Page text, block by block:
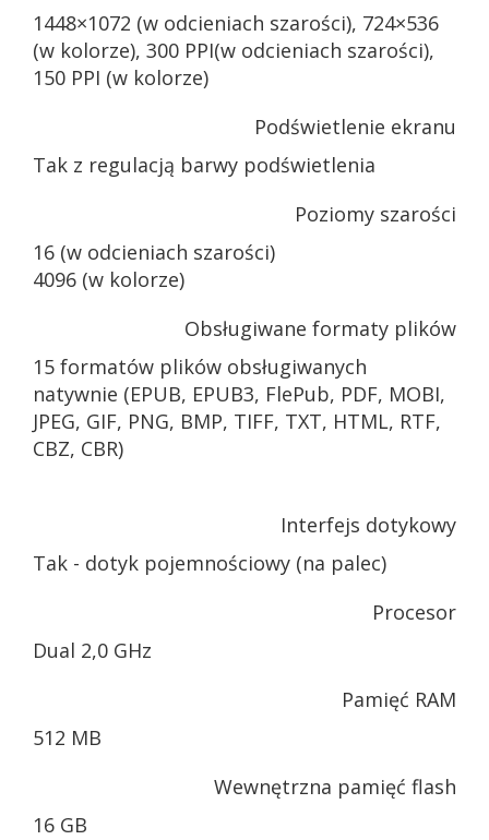
1448×1072 (w odcieniach szarości), 724×536
(w kolorze), 300 PPI(w odcieniach szarości),
150 PPI (w kolorze)
Podświetlenie ekranu
Tak z regulacją barwy podświetlenia
Poziomy szarości
16 (w odcieniach szarości)
4096 (w kolorze)
Obsługiwane formaty plików
15 formatów plików obsługiwanych
natywnie (EPUB, EPUB3, FlePub, PDF, MOBI,
JPEG, GIF, PNG, BMP, TIFF, TXT, HTML, RTF,
CBZ, CBR)
Interfejs dotykowy
Tak - dotyk pojemnościowy (na palec)
Procesor
Dual 2,0 GHz
Pamięć RAM
512 MB
Wewnętrzna pamięć flash
16 GB